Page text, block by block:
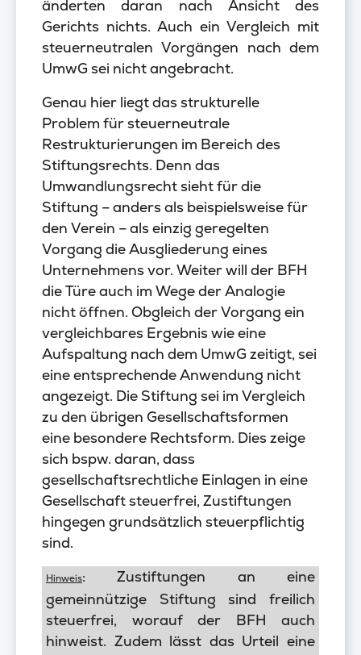
änderten daran nach Ansicht des
Gerichts nichts. Auch ein Vergleich mit
steuerneutralen Vorgängen nach dem
UmwG sei nicht angebracht.
Genau hier liegt das strukturelle
Problem für steuerneutrale
Restrukturierungen im Bereich des
Stiftungsrechts. Denn das
Umwandlungsrecht sieht für die
Stiftung – anders als beispielsweise für
den Verein – als einzig geregelten
Vorgang die Ausgliederung eines
Unternehmens vor. Weiter will der BFH
die Türe auch im Wege der Analogie
nicht öffnen. Obgleich der Vorgang ein
vergleichbares Ergebnis wie eine
Aufspaltung nach dem UmwG zeitigt, sei
eine entsprechende Anwendung nicht
angezeigt. Die Stiftung sei im Vergleich
zu den übrigen Gesellschaftsformen
eine besondere Rechtsform. Dies zeige
sich bspw. daran, dass
gesellschaftsrechtliche Einlagen in eine
Gesellschaft steuerfrei, Zustiftungen
hingegen grundsätzlich steuerpflichtig
sind.
Hinweis: Zustiftungen an eine
gemeinnützige Stiftung sind freilich
steuerfrei, worauf der BFH auch
hinweist. Zudem lässt das Urteil eine